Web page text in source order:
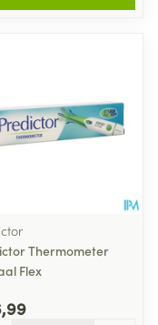
Thermometer
Flex